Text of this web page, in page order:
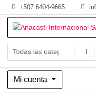
Saltar
al
contenido
+507 6404-9665
Anacasti
Ventas de productos al por
navidad, religioso y adornos
Mi cuenta